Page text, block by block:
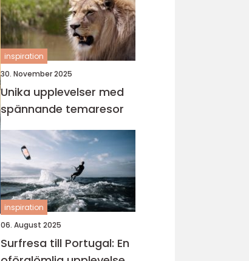
inspiration
30. November 2025
Unika upplevelser med
spännande temaresor
inspiration
06. August 2025
Surfresa till Portugal: En